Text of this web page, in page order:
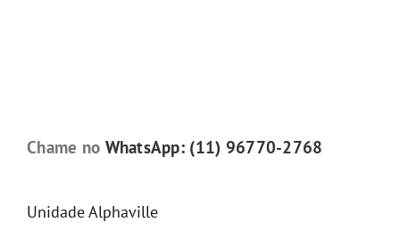
Chame no WhatsApp: (11) 96770-2768
Unidade Alphaville